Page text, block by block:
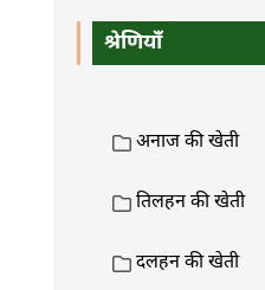
श्रेणियाँ
अनाज की खेती
तिलहन की खेती
दलहन की खेती